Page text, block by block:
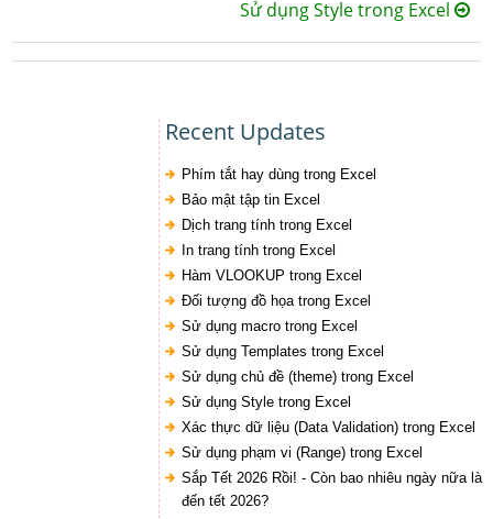
Sử dụng Style trong Excel
Recent Updates
Phím tắt hay dùng trong Excel
Bảo mật tập tin Excel
Dịch trang tính trong Excel
In trang tính trong Excel
Hàm VLOOKUP trong Excel
Đối tượng đồ họa trong Excel
Sử dụng macro trong Excel
Sử dụng Templates trong Excel
Sử dụng chủ đề (theme) trong Excel
Sử dụng Style trong Excel
Xác thực dữ liệu (Data Validation) trong Excel
Sử dụng phạm vi (Range) trong Excel
Sắp Tết 2026 Rồi! - Còn bao nhiêu ngày nữa là
đến tết 2026?